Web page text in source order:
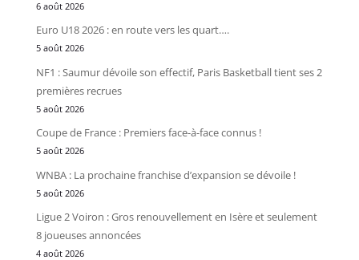
6 août 2026
Euro U18 2026 : en route vers les quart….
5 août 2026
NF1 : Saumur dévoile son effectif, Paris Basketball tient ses 2
premières recrues
5 août 2026
Coupe de France : Premiers face-à-face connus !
5 août 2026
WNBA : La prochaine franchise d’expansion se dévoile !
5 août 2026
Ligue 2 Voiron : Gros renouvellement en Isère et seulement
8 joueuses annoncées
4 août 2026